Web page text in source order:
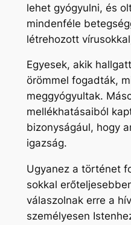
lehet gyógyulni, és
mindenféle
létrehozott
Egyesek, akik
örömmel fogadták,
meggyógyultak.
mellékhatásaiból
bizonyságául, hogy
igazság.
Ugyanez a történet
sokkal
válaszolnak erre a
személyesen